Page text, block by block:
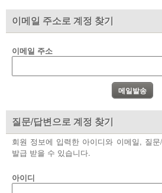
이메일 주소로 계정 찾기
이메일 주소
질문/답변으로 계정 찾기
회원 정보에 입력한 아이디와 이메일, 질
발급 받을 수 있습니다.
아이디
- 성명·보도
부설기관
업무